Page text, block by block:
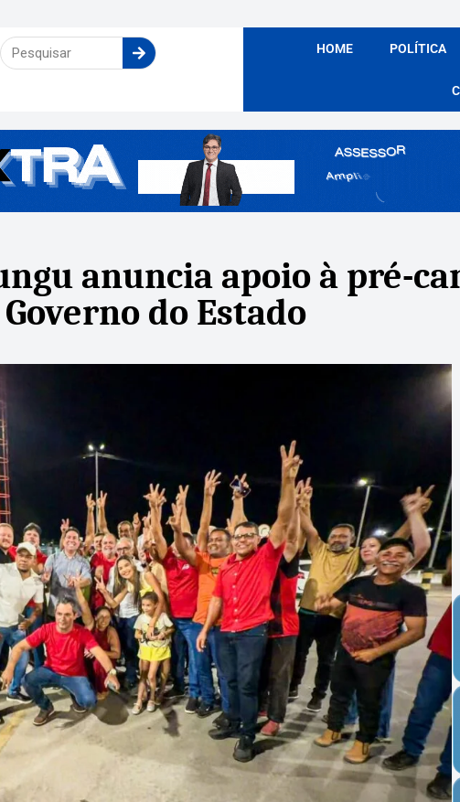
HOME POLÍTICA
anuncia apoio à pré-
do Estado